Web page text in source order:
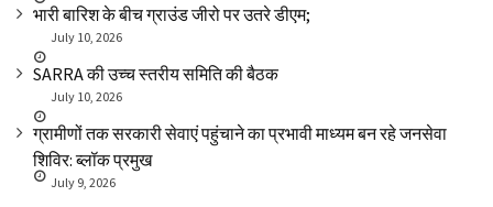
भारी बारिश के बीच ग्राउंड जीरो पर उतरे डीएम;
July 10, 2026
SARRA की उच्च स्तरीय समिति की बैठक
July 10, 2026
ग्रामीणों तक सरकारी सेवाएं पहुंचाने का प्रभावी माध्यम बन रहे जनसेवा
शिविर: ब्लॉक प्रमुख
July 9, 2026